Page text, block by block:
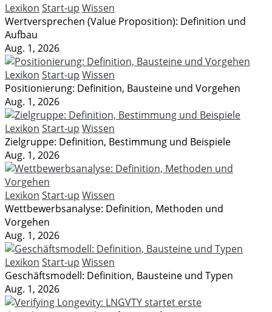
Lexikon Start-up Wissen
Wertversprechen (Value Proposition): Definition und
Aufbau
Aug. 1, 2026
Lexikon Start-up Wissen
Positionierung: Definition, Bausteine und Vorgehen
Aug. 1, 2026
Lexikon Start-up Wissen
Zielgruppe: Definition, Bestimmung und Beispiele
Aug. 1, 2026
Lexikon Start-up Wissen
Wettbewerbsanalyse: Definition, Methoden und
Vorgehen
Aug. 1, 2026
Lexikon Start-up Wissen
Geschäftsmodell: Definition, Bausteine und Typen
Aug. 1, 2026